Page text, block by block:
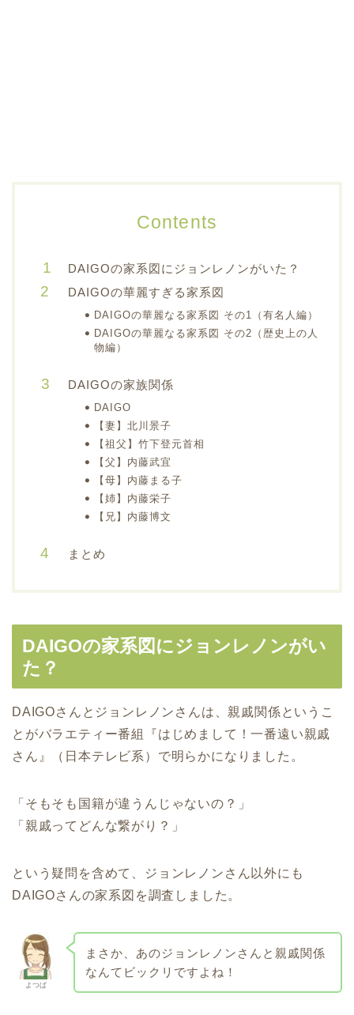
Contents
DAIGOの家系図にジョンレノンがいた？
DAIGOの華麗すぎる家系図
DAIGOの華麗なる家系図 その1（有名人編）
DAIGOの華麗なる家系図 その2（歴史上の人
物編）
DAIGOの家族関係
DAIGO
【妻】北川景子
【祖父】竹下登元首相
【父】内藤武宜
【母】内藤まる子
【姉】内藤栄子
【兄】内藤博文
まとめ
DAIGOの家系図にジョンレノンがい
た？
DAIGOさんとジョンレノンさんは、親戚関係というこ
とがバラエティー番組『はじめまして！一番遠い親戚
さん』（日本テレビ系）で明らかになりました。
「そもそも国籍が違うんじゃないの？」
「親戚ってどんな繋がり？」
という疑問を含めて、ジョンレノンさん以外にも
DAIGOさんの家系図を調査しました。
よつば
まさか、あのジョンレノンさんと親戚関係
なんてビックリですよね！